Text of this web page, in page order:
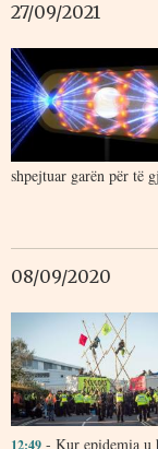
27/09/2021
shpejtuar garën për të
08/09/2020
- Kur epidemia u